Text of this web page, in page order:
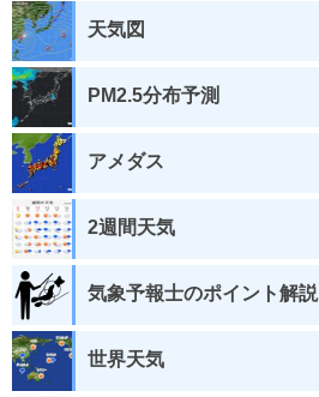
天気図
PM2.5分布予測
アメダス
2週間天気
気象予報士のポイント解説
世界天気